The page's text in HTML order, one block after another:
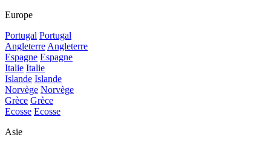
Europe
Portugal Portugal
Angleterre Angleterre
Espagne Espagne
Italie Italie
Islande Islande
Norvège Norvège
Grèce Grèce
Ecosse Ecosse
Asie